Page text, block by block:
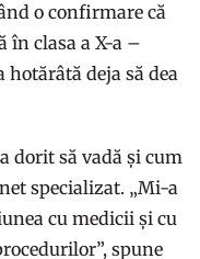
o confirmare că
în clasa a X-a –
hotărâtă deja să dea
dorit să vadă și cum
specializat. „Mi-a
cu medicii și cu
spune